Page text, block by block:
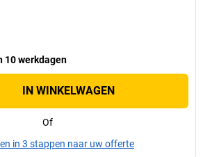
10 werkdagen
IN WINKELWAGEN
Of
in 3 stappen naar uw offerte